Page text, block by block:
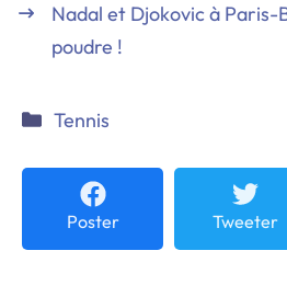
Nadal et Djokovic à Paris-
poudre !
Catégories
Tennis
Poster Tweeter